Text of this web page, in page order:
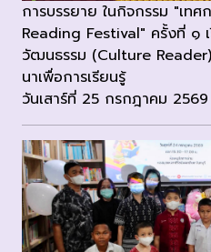
การบรรยาย ในกิจกรรม "เท
Reading Festival" ครั้งที่ ๑
วัฒนธรรม (Culture
นาเพื่อการเรียนรู้
วันเสาร์ที่ 25 กรกฎาคม